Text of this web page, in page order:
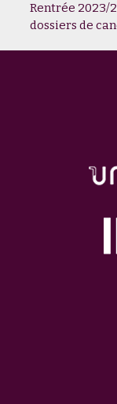
Rentrée 2023/
dossiers de